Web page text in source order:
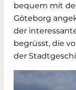
bequem mit
Göteborg
der
begrüsst, die
der